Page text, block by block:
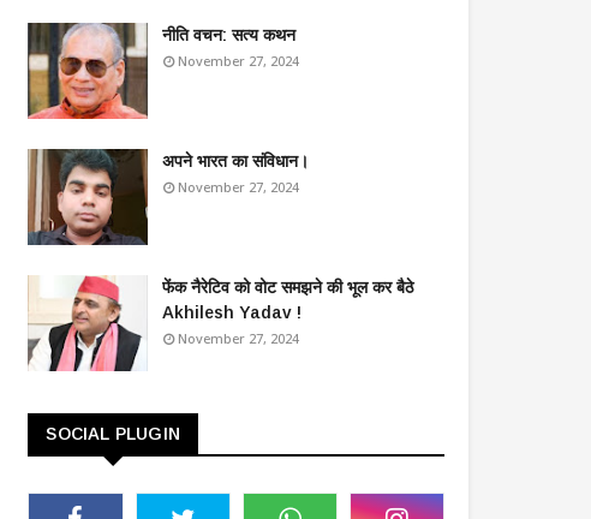
​नीति वचन: सत्य कथन
November 27, 2024
अपने भारत का संविधान।
November 27, 2024
फेंक नैरेटिव को वोट समझने की भूल कर बैठे
Akhilesh Yadav !
November 27, 2024
SOCIAL PLUGIN